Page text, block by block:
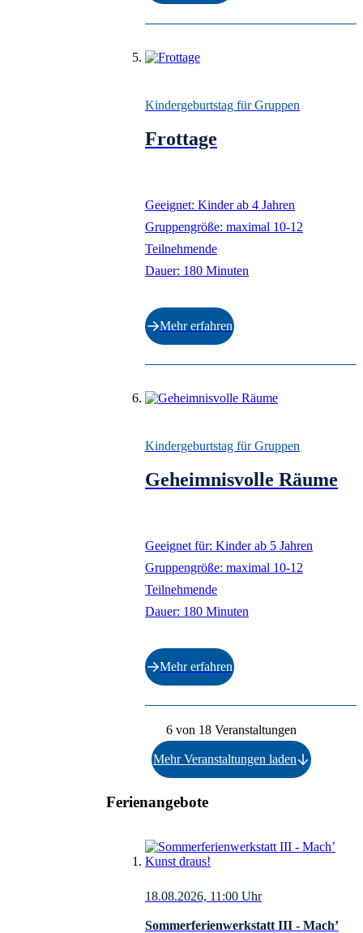
Kindergeburtstag für Gruppen
Frottage
Geeignet: Kinder ab 4 Jahren
Gruppengröße: maximal 10-12
Teilnehmende
Dauer: 180 Minuten
Mehr erfahren
Kindergeburtstag für Gruppen
Geheimnisvolle Räume
Geeignet für: Kinder ab 5 Jahren
Gruppengröße: maximal 10-12
Teilnehmende
Dauer: 180 Minuten
Mehr erfahren
6 von 18 Veranstaltungen
Mehr Veranstaltungen laden
Ferienangebote
18.08.2026, 11:00 Uhr
Sommerferienwerkstatt III - Mach’